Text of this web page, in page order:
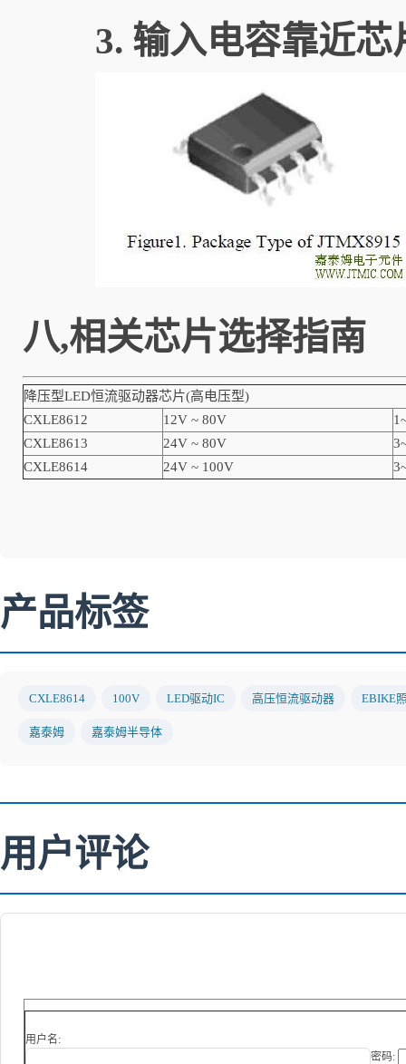
3. 输入电容靠近
八,相关芯片选择指南
降压型LED恒流驱动器芯片(高电压型)
CXLE8612
12V ~ 80V
CXLE8613
24V ~ 80V
CXLE8614
24V ~ 100V
产品标签
CXLE8614 100V LED驱动IC 高压恒流驱动器 EBIKE
嘉泰姆 嘉泰姆半导体
用户评论
用户名:
密码: